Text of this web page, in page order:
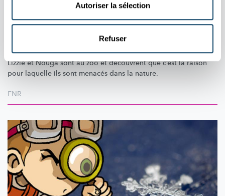
Autoriser la sélection
Refuser
ANIMAUX
Les pandas roux menacés
Les pandas roux sont chassés pour leur magnifique fourrure.
Lizzie et Nouga sont au zoo et découvrent que c’est la raison
pour laquelle ils sont menacés dans la nature.
FNR